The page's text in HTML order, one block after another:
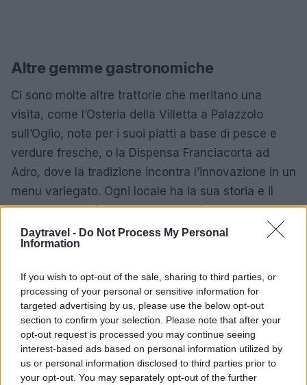
Daytravel - Do Not Process My Personal
Information
If you wish to opt-out of the sale, sharing to third parties, or
processing of your personal or sensitive information for
targeted advertising by us, please use the below opt-out
section to confirm your selection. Please note that after your
opt-out request is processed you may continue seeing
interest-based ads based on personal information utilized by
us or personal information disclosed to third parties prior to
your opt-out. You may separately opt-out of the further
Altre gemme gastronomiche
Ci sono molte altre trattorie che meritano una
visita, come l’Osteria della Villetta a Palazzolo
sull’Oglio, nota per i suoi piatti a base di pesce e
verdure fresche, o la Dispensa Franciacorta ad
Adro, dove la tradizione incontra l’innovazione in un
menu variegato. Ogni locale ha la sua storia e il
suo stile, ma ciò che li accomuna è la passione per
la cucina e l’attenzione alla qualità degli ingredienti.
di Milano non è solo un modo per gustare piatti
deliziosi, ma anche per immergersi nella cultura
culinaria lombarda e scoprire angoli affascinanti
della regione. Ogni visita rappresenta
un’opportunità per assaporare tradizioni secolari e
vivere un’esperienza autentica che arricchisce sia